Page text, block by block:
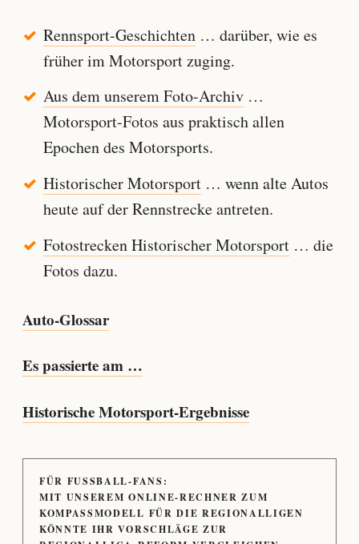
Rennsport-Geschichten… darüber, wie es
früher im Motorsport zuging.
Aus dem unserem Foto-Archiv…
Motorsport-Fotos aus praktisch allen
Epochen des Motorsports.
Historischer Motorsport… wenn alte Autos
heute auf der Rennstrecke antreten.
Fotostrecken Historischer Motorsport… die
Fotos dazu.
Auto-Glossar
Es passierte am …
Historische Motorsport-Ergebnisse
FÜR FUSSBALL-FANS:
MIT UNSEREM ONLINE-RECHNER ZUM
KOMPASSMODELL FÜR DIE REGIONALLIGEN
KÖNNTE IHR VORSCHLÄGE ZUR